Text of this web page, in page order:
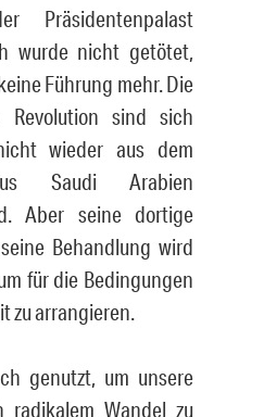
Präsidentenpalast
wurde nicht getötet,
Führung mehr. Die
Revolution sind sich
wieder aus dem
Saudi Arabien
Aber seine dortige
Behandlung wird
für die Bedingungen
zu arrangieren.
genutzt, um unsere
radikalem Wandel zu